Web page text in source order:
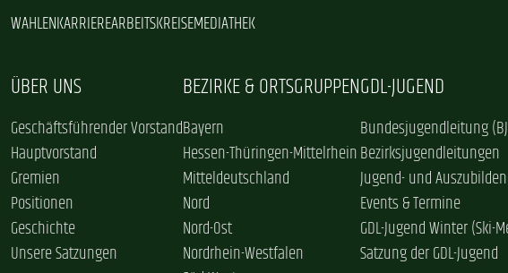
WAHLENKARRIEREARBEITSKREISEMEDIATHEK
ÜBER UNS
Geschäftsführender Vorstand
Hauptvorstand
Gremien
Positionen
Geschichte
Unsere Satzungen
BEZIRKE & ORTSGRUPPEN
Bayern
Hessen-Thüringen-Mittelrhein
Mitteldeutschland
Nord
Nord-Ost
Nordrhein-Westfalen
GDL-JUGEND
Bundesjugendleitung
Bezirksjugendleitungen
Jugend- und
Events & Termine
GDL-Jugend Winter (Ski-
Satzung der GDL-Jugend